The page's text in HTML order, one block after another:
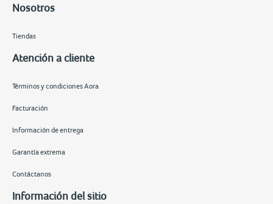
Nosotros
Tiendas
Atención a cliente
Términos y condiciones Aora
Facturación
Información de entrega
Garantía extrema
Contáctanos
Información del sitio